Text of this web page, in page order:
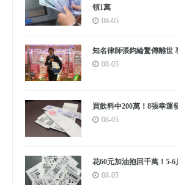
領1萬
08-05
知名律師張鈞綸驚傳離世
08-05
買飲料中200萬！8張幸運
08-05
花60元加油抱回千萬！5-
08-05